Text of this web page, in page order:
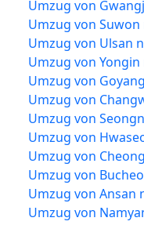
Umzug von
Umzug von Suwon
Umzug von Ulsan
Umzug von Yongin
Umzug von
Umzug von
Umzug von
Umzug von
Umzug von
Umzug von
Umzug von Ansan
Umzug von